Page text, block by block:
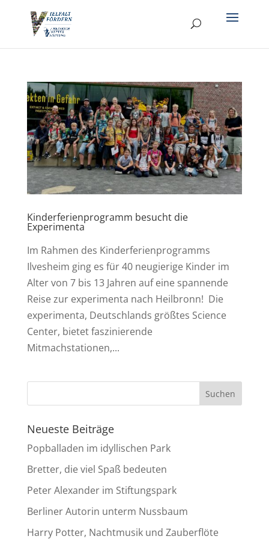
Kinderferienprogramm besucht die
Experimenta
Im Rahmen des Kinderferienprogramms
Ilvesheim ging es für 40 neugierige Kinder im
Alter von 7 bis 13 Jahren auf eine spannende
Reise zur experimenta nach Heilbronn! Die
experimenta, Deutschlands größtes Science
Center, bietet faszinierende
Mitmachstationen,...
Neueste Beiträge
Popballaden im idyllischen Park
Bretter, die viel Spaß bedeuten
Peter Alexander im Stiftungspark
Berliner Autorin unterm Nussbaum
Harry Potter, Nachtmusik und Zauberflöte